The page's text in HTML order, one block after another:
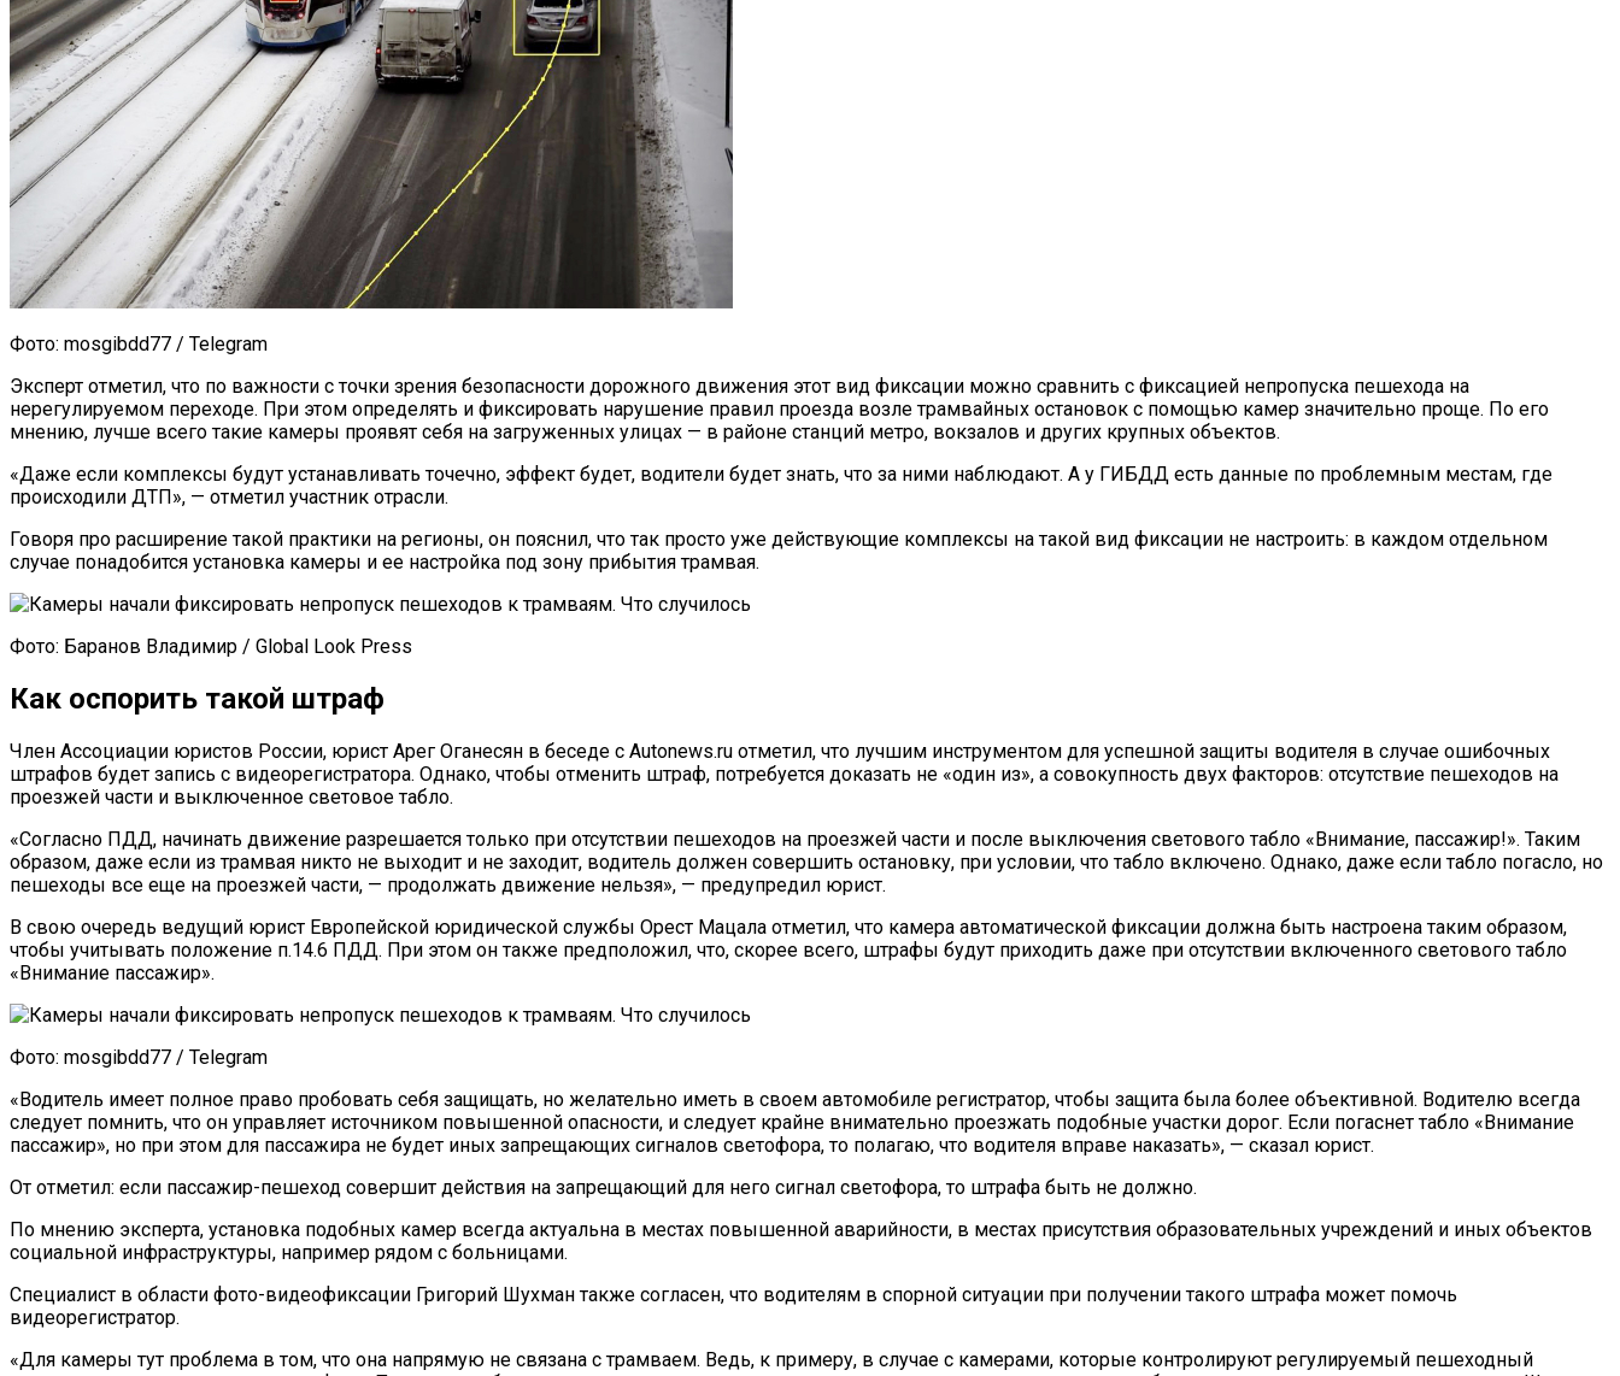
Фото: mosgibdd77 / Telegram
Эксперт отметил, что по важности с точки зрения безопасности дорожного движения этот вид фиксации можно сравнить с фиксацией непропуска пешехода на
нерегулируемом переходе. При этом определять и фиксировать нарушение правил проезда возле трамвайных остановок с помощью камер значительно проще. По его
мнению, лучше всего такие камеры проявят себя на загруженных улицах — в районе станций метро, вокзалов и других крупных объектов.
«Даже если комплексы будут устанавливать точечно, эффект будет, водители будет знать, что за ними наблюдают. А у ГИБДД есть данные по проблемным местам, где
происходили ДТП», — отметил участник отрасли.
Говоря про расширение такой практики на регионы, он пояснил, что так просто уже действующие комплексы на такой вид фиксации не настроить: в каждом отдельном
случае понадобится установка камеры и ее настройка под зону прибытия трамвая.
Фото: Баранов Владимир / Global Look Press
Как оспорить такой штраф
Член Ассоциации юристов России, юрист Арег Оганесян в беседе с Autonews.ru отметил, что лучшим инструментом для успешной защиты водителя в случае ошибочных
штрафов будет запись с видеорегистратора. Однако, чтобы отменить штраф, потребуется доказать не «один из», а совокупность двух факторов: отсутствие пешеходов на
проезжей части и выключенное световое табло.
«Согласно ПДД, начинать движение разрешается только при отсутствии пешеходов на проезжей части и после выключения светового табло «Внимание, пассажир!». Таким
образом, даже если из трамвая никто не выходит и не заходит, водитель должен совершить остановку, при условии, что табло включено. Однако, даже если табло погасло, но
пешеходы все еще на проезжей части, — продолжать движение нельзя», — предупредил юрист.
В свою очередь ведущий юрист Европейской юридической службы Орест Мацала отметил, что камера автоматической фиксации должна быть настроена таким образом,
чтобы учитывать положение п.14.6 ПДД. При этом он также предположил, что, скорее всего, штрафы будут приходить даже при отсутствии включенного светового табло
«Внимание пассажир».
Фото: mosgibdd77 / Telegram
«Водитель имеет полное право пробовать себя защищать, но желательно иметь в своем автомобиле регистратор, чтобы защита была более объективной. Водителю всегда
следует помнить, что он управляет источником повышенной опасности, и следует крайне внимательно проезжать подобные участки дорог. Если погаснет табло «Внимание
пассажир», но при этом для пассажира не будет иных запрещающих сигналов светофора, то полагаю, что водителя вправе наказать», — сказал юрист.
От отметил: если пассажир-пешеход совершит действия на запрещающий для него сигнал светофора, то штрафа быть не должно.
По мнению эксперта, установка подобных камер всегда актуальна в местах повышенной аварийности, в местах присутствия образовательных учреждений и иных объектов
социальной инфраструктуры, например рядом с больницами.
Специалист в области фото-видеофиксации Григорий Шухман также согласен, что водителям в спорной ситуации при получении такого штрафа может помочь
видеорегистратор.
«Для камеры тут проблема в том, что она напрямую не связана с трамваем. Ведь, к примеру, в случае с камерами, которые контролируют регулируемый пешеходный